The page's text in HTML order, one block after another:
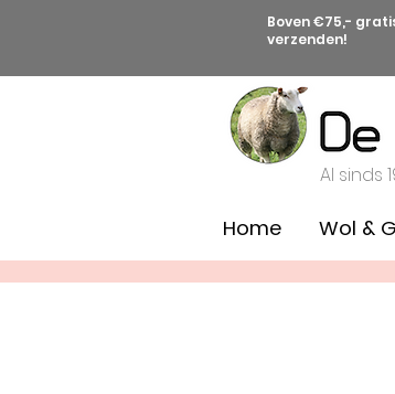
Boven €75,-
verzenden!
Al sinds
Home Wol &